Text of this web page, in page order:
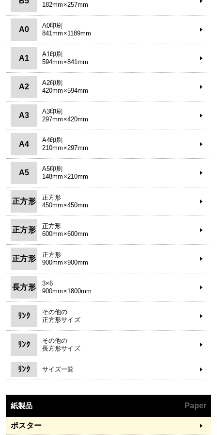
182mm×257mm
A0
A0印刷
841mm×1189mm
A1
A1印刷
594mm×841mm
A2
A2印刷
420mm×594mm
A3
A3印刷
297mm×420mm
A4
A4印刷
210mm×297mm
A5
A5印刷
148mm×210mm
正方形
正方形
450mm×450mm
正方形
正方形
600mm×600mm
正方形
正方形
900mm×900mm
長方形
3×6
900mm×1800mm
ﾘﾝｸ
その他の
正方形サイズ
ﾘﾝｸ
その他の
長方形サイズ
ﾘﾝｸ サイズ一覧
紙製品 Paper
ポスター